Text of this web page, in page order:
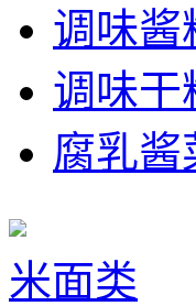
调味酱
调味干
腐乳酱
米面类